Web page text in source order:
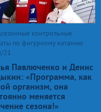
контрольные
по фигурному катанию
21
Павлюченко и Денис
«Программа, как
организм, она
меняется
сезона!»